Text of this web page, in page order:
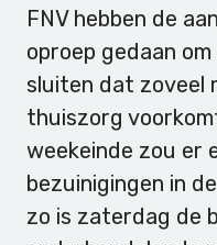
FNV hebben de
oproep gedaan
sluiten dat zoveel
thuiszorg
weekeinde zou er
bezuinigingen in
zo is zaterdag de